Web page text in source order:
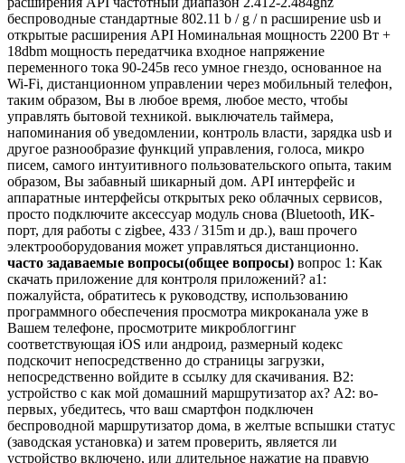
беспроводные стандартные 802.11 b / g / n расширение usb и
открытые расширения API Номинальная мощность 2200 Вт +
18dbm мощность передатчика входное напряжение
переменного тока 90-245в reco умное гнездо, основанное на
Wi-Fi, дистанционном управлении через мобильный телефон,
таким образом, Вы в любое время, любое место, чтобы
управлять бытовой техникой. выключатель таймера,
напоминания об уведомлении, контроль власти, зарядка usb и
другое разнообразие функций управления, голоса, микро
писем, самого интуитивного пользовательского опыта, таким
образом, Вы забавный шикарный дом. API интерфейс и
аппаратные интерфейсы открытых реко облачных сервисов,
просто подключите аксессуар модуль снова (Bluetooth, ИК-
порт, для работы с zigbee, 433 / 315m и др.), ваш прочего
электрооборудования может управляться дистанционно.
часто задаваемые вопросы(общее вопросы) вопрос 1: Как
скачать приложение для контроля приложений? a1:
пожалуйста, обратитесь к руководству, использованию
программного обеспечения просмотра микроканала уже в
Вашем телефоне, просмотрите микроблоггинг
соответствующая iOS или андроид, размерный кодекс
подскочит непосредственно до страницы загрузки,
непосредственно войдите в ссылку для скачивания. В2:
устройство с как мой домашний маршрутизатор ах? А2: во-
первых, убедитесь, что ваш смартфон подключен
беспроводной маршрутизатор дома, в желтые вспышки статус
(заводская установка) и затем проверить, является ли
устройство включено, или длительное нажатие на правую